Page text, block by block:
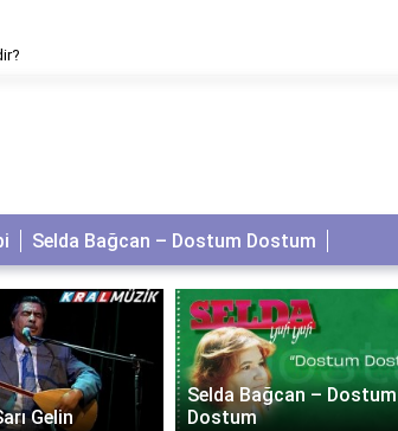
Selda Bağcan – Dostum Dostum
Gelin
Selda Bağcan – Dostum
Dostum